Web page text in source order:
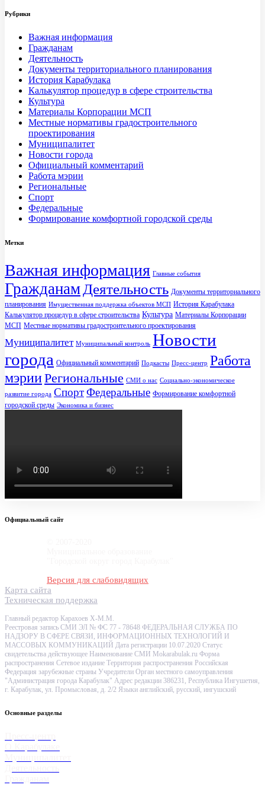
Рубрики
Важная информация
Гражданам
Деятельность
Документы территориального планирования
История Карабулака
Калькулятор процедур в сфере строительства
Культура
Материалы Корпорации МСП
Местные нормативы градостроительного
проектирования
Муниципалитет
Новости города
Официальный комментарий
Работа мэрии
Региональные
Спорт
Федеральные
Формирование комфортной городской среды
Метки
Важная информация Главные события
Гражданам Деятельность Документы территориального
планирования Имущественная поддержка объектов МСП История Карабулака
Калькулятор процедур в сфере строительства Культура Материалы Корпорации
МСП Местные нормативы градостроительного проектирования
Муниципалитет Муниципальный контроль Новости
города Официальный комментарий Подкасты Пресс-центр Работа
мэрииРегиональные СМИ о нас Социально-экономическое
развитие города СпортФедеральные Формирование комфортной
городской среды Экономика и бизнес
Официальный сайт
Версия для слабовидящих
Карта сайта
Техническая поддержка
Главный редактор Карахоев Х-М.М.
Реестровая запись СМИ ЭЛ № ФС 77 - 78648 ФЕДЕРАЛЬНАЯ СЛУЖБА ПО
НАДЗОРУ В СФЕРЕ СВЯЗИ, ИНФОРМАЦИОННЫХ ТЕХНОЛОГИЙ И
МАССОВЫХ КОММУНИКАЦИЙ Дата регистрации 10.07.2020 Статус
свидетельства действующее Наименование СМИ Mokarabulak.ru Форма
распространения Сетевое издание Территория распространения Российская
Федерация зарубежные страны Учредители Орган местного самоуправления
"Администрация города Карабулак" Адрес редакции 386231, Республика Ингушетия,
г. Карабулак, ул. Промысловая, д. 2/2 Языки английский, русский, ингушский
Основные разделы